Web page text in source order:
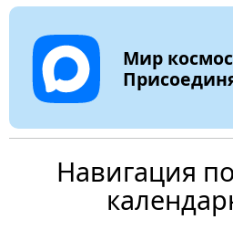
Мир
Навигация